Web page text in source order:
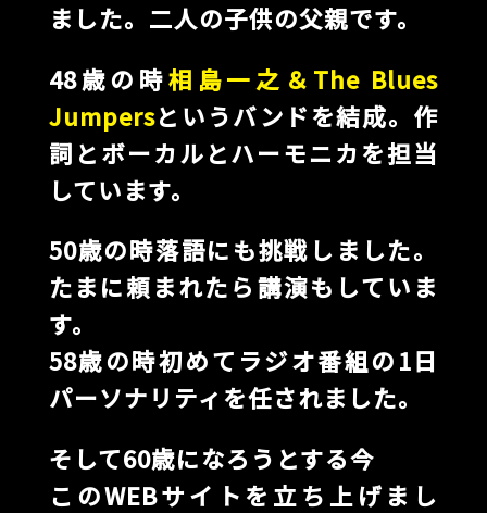
ました。二人の子供の父親です。
48歳の時相島一之＆The Blues
Jumpersというバンドを結成。作
詞とボーカルとハーモニカを担当
しています。
50歳の時落語にも挑戦しました。
たまに頼まれたら講演もしていま
す。
58歳の時初めてラジオ番組の1日
パーソナリティを任されました。
そして60歳になろうとする今
このWEBサイトを立ち上げまし